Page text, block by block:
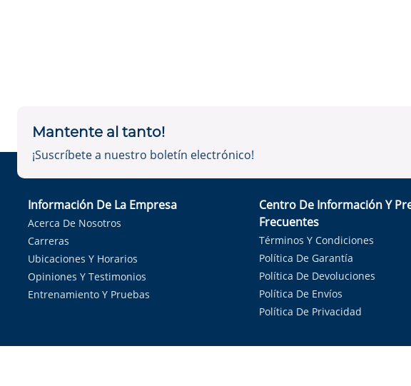
Mantente al tanto!
¡Suscríbete a nuestro boletín electrónico!
Información De La Empresa
Acerca De Nosotros
Carreras
Ubicaciones Y Horarios
Opiniones Y Testimonios
Entrenamiento Y Pruebas
Centro De Información Y
Frecuentes
Términos Y Condiciones
Política De Garantía
Política De Devoluciones
Política De Envíos
Política De Privacidad